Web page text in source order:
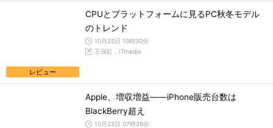
レビュー
CPUとプラットフォームに見るPC秋冬モデル
のトレンド
10月22日 10時30分
王深紅，ITmedia
Apple、増収増益――iPhone販売台数は
BlackBerry超え
10月22日 07時26分